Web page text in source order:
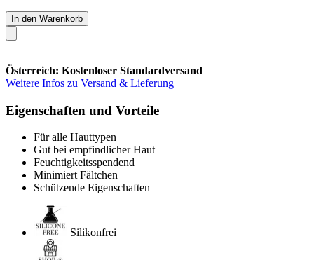
In den Warenkorb
Österreich: Kostenloser Standardversand
Weitere Infos zu Versand & Lieferung
Eigenschaften und Vorteile
Für alle Hauttypen
Gut bei empfindlicher Haut
Feuchtigkeitsspendend
Minimiert Fältchen
Schützende Eigenschaften
Silikonfrei